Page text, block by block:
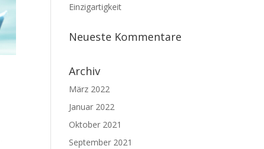
Einzigartigkeit
Neueste Kommentare
Archiv
März 2022
Januar 2022
Oktober 2021
September 2021